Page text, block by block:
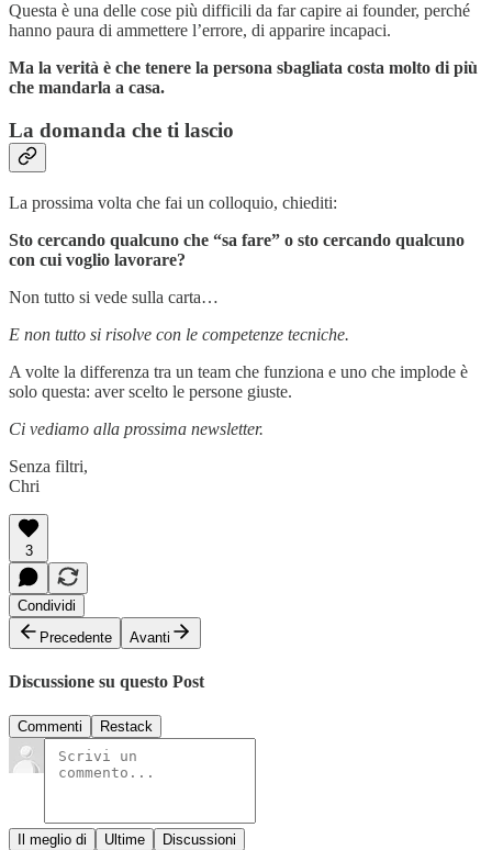
Questa è una delle cose più difficili da far capire ai founder, perché
hanno paura di ammettere l’errore, di apparire incapaci.
Ma la verità è che tenere la persona sbagliata costa molto di più
che mandarla a casa.
La domanda che ti lascio
La prossima volta che fai un colloquio, chiediti:
Sto cercando qualcuno che “sa fare” o sto cercando qualcuno
con cui voglio lavorare?
Non tutto si vede sulla carta…
E non tutto si risolve con le competenze tecniche.
A volte la differenza tra un team che funziona e uno che implode è
solo questa: aver scelto le persone giuste.
Ci vediamo alla prossima newsletter.
Senza filtri,
Chri
3
Condividi
Precedente
Avanti
Discussione su questo Post
Commenti Restack
Il meglio di Ultime Discussioni